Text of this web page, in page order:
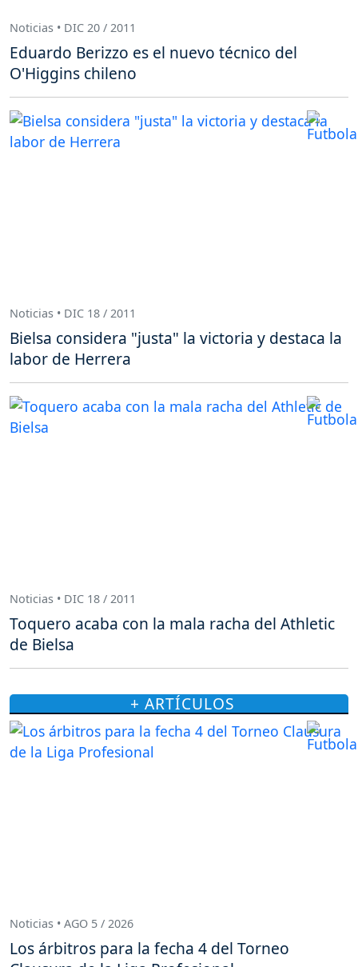
Noticias • DIC 20 / 2011
Eduardo Berizzo es el nuevo técnico del
O'Higgins chileno
Noticias • DIC 18 / 2011
Bielsa considera "justa" la victoria y destaca la
labor de Herrera
Noticias • DIC 18 / 2011
Toquero acaba con la mala racha del Athletic
de Bielsa
+ ARTÍCULOS
Noticias • AGO 5 / 2026
Los árbitros para la fecha 4 del Torneo